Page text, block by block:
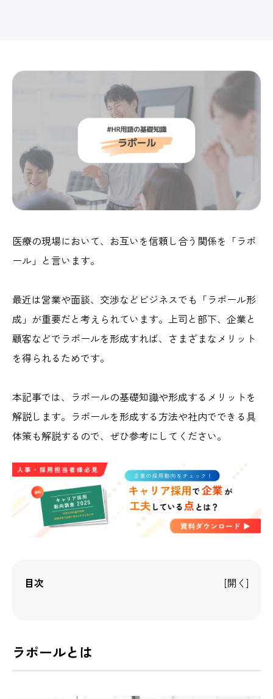
医療の現場において、お互いを信頼し合う関係を「ラポ
ール」と言います。
最近は営業や面談、交渉などビジネスでも「ラポール形
成」が重要だと考えられています。上司と部下、企業と
顧客などでラポールを形成すれば、さまざまなメリット
を得られるためです。
本記事では、ラポールの基礎知識や形成するメリットを
解説します。ラポールを形成する方法や社内でできる具
体策も解説するので、ぜひ参考にしてください。
目次
ラポールとは